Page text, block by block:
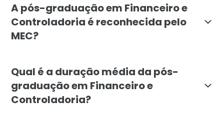
A pós-graduação em Financeiro e
Controladoria é reconhecida pelo
MEC?
Qual é a duração média da pós-
graduação em Financeiro e
Controladoria?